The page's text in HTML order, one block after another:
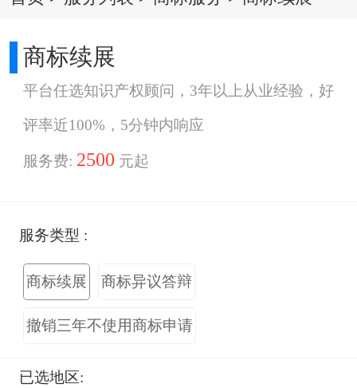
商标续展
平台任选知识产权顾问，3年以上从业经验，好
评率近100%，5分钟内响应
服务费: 2500 元起
服务类型 :
商标续展 商标异议答辩
撤销三年不使用商标申请
已选地区: